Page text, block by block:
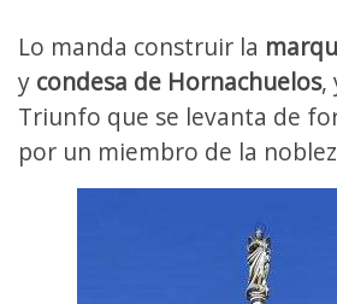
Lo manda construir la
y condesa de Hornachuelos,
Triunfo que se levanta de
por un miembro de la